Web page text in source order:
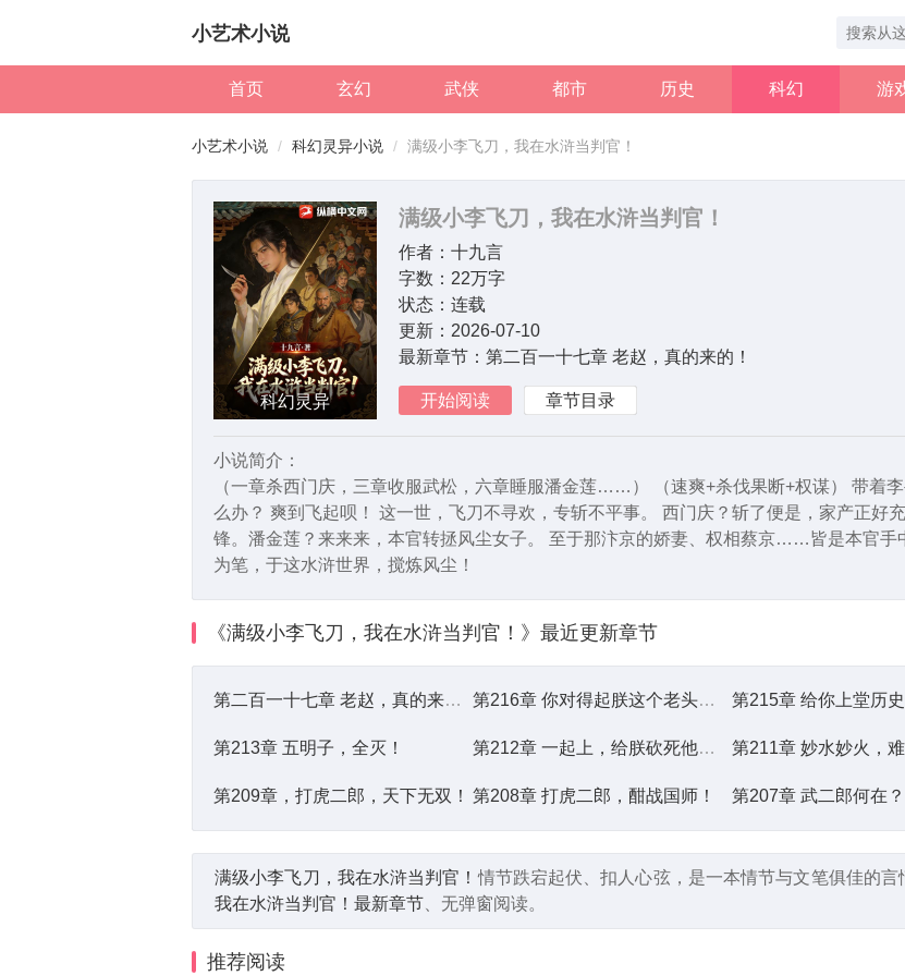
小艺术小说
首页 玄幻 武侠 都市 历史 科幻 游
小艺术小说 科幻灵异小说 满级小李飞刀，我在水浒当判官！
科幻灵异
满级小李飞刀，我在水浒当判官！
作者： 十九言
字数： 22万字
状态： 连载
更新： 2026-07-10
最新章节： 第二百一十七章 老赵，真的来的！
开始阅读 章节目录
小说简介：
（一章杀西门庆，三章收服武松，六章睡服潘金莲……） （速爽+杀伐果断+权谋） 带着
么办？ 爽到飞起呗！ 这一世，飞刀不寻欢，专斩不平事。 西门庆？斩了便是，家产正好
锋。潘金莲？来来来，本官转拯风尘女子。 至于那汴京的娇妻、权相蔡京……皆是本官手
为笔，于这水浒世界，搅炼风尘！
《满级小李飞刀，我在水浒当判官！》 最近更新章节
第二百一十七章 老赵，真的来的！ 第216章 你对得起朕这个老头子吗？ 第215章 给你上堂历
第213章 五明子，全灭！ 第212章 一起上，给朕砍死他们！ 第211章 妙水妙火，
第209章，打虎二郎，天下无双！ 第208章 打虎二郎，酣战国师！ 第207章 武二郎何在？
满级小李飞刀，我在水浒当判官！情节跌宕起伏、扣人心弦，是一本情节与文笔俱佳的
我在水浒当判官！最新章节 、无弹窗阅读。
推荐阅读